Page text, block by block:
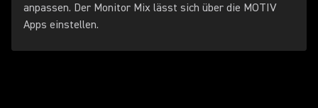
anpassen. Der Monitor Mix lässt sich über die MOTIV
Apps einstellen.